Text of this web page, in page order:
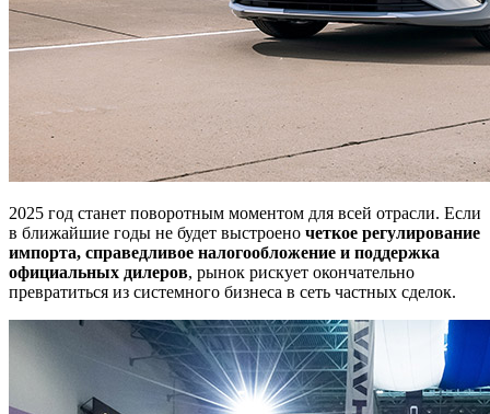
2025 год станет поворотным моментом для всей отрасли. Если
в ближайшие годы не будет выстроено четкое регулирование
импорта, справедливое налогообложение и поддержка
официальных дилеров, рынок рискует окончательно
превратиться из системного бизнеса в сеть частных сделок.